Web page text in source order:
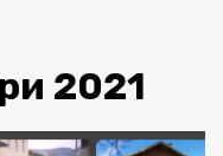
2021